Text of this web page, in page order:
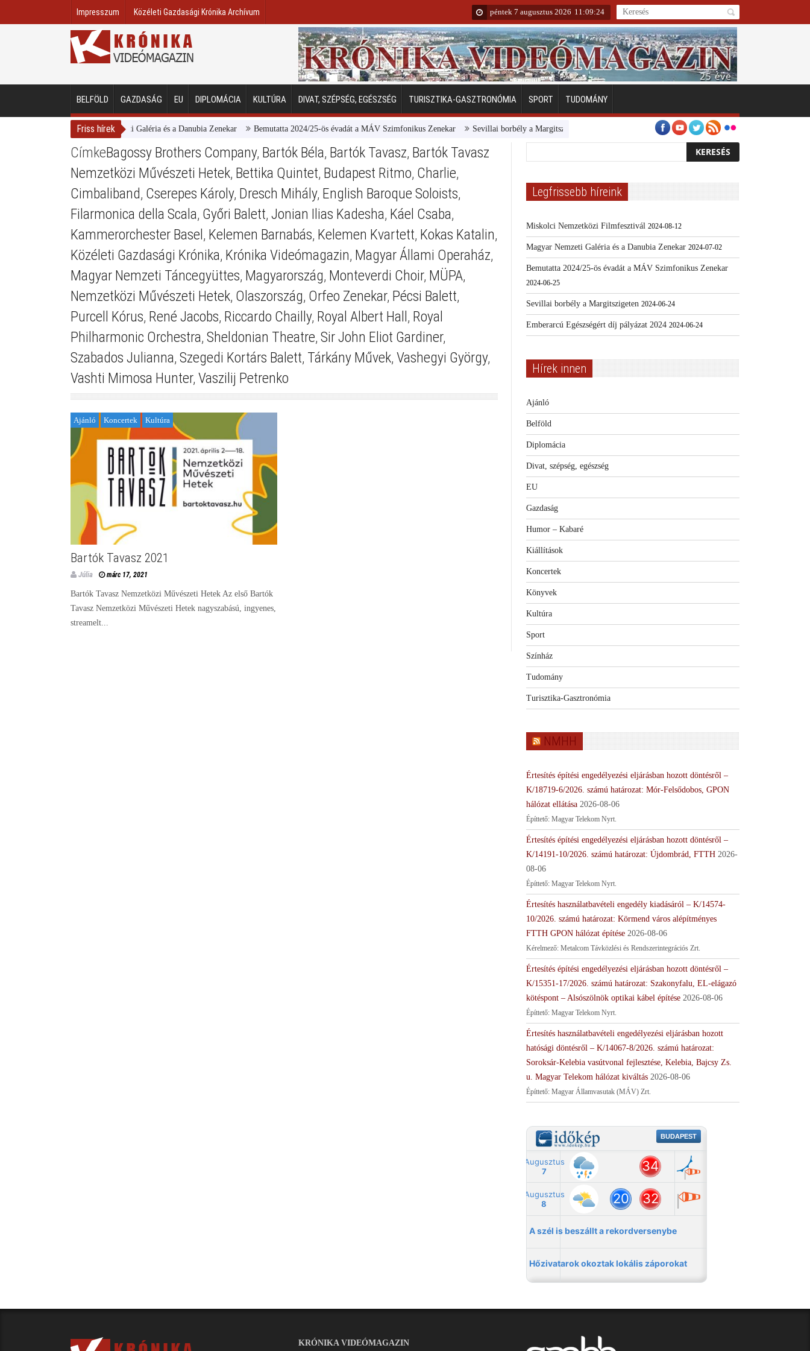
Impresszum Közéleti Gazdasági Krónika Archívum péntek 7 augusztus 2026 11:09:25
BELFÖLD GAZDASÁG EU DIPLOMÁCIA KULTÚRA DIVAT, SZÉPSÉG, EGÉSZSÉG TURISZTIKA-GASZTRONÓMIA SPORT TUDOMÁNY
Friss hírek
Magyar Nemzeti Galéria és a Danubia Zenekar Bemutatta 2024/25-ös évadát a MÁV Szimfonikus Zenekar Sevillai borbély a Margitszigeten Emberarcú Egészségért díj pályázat 2024
CímkeBagossy Brothers Company, Bartók Béla, Bartók Tavasz, Bartók Tavasz
Nemzetközi Művészeti Hetek, Bettika Quintet, Budapest Ritmo, Charlie,
Cimbaliband, Cserepes Károly, Dresch Mihály, English Baroque Soloists,
Filarmonica della Scala, Győri Balett, Jonian Ilias Kadesha, Káel Csaba,
Kammerorchester Basel , Kelemen Barnabás, Kelemen Kvartett, Kokas Katalin,
Közéleti Gazdasági Krónika, Krónika Videómagazin, Magyar Állami Operaház,
Magyar Nemzeti Táncegyüttes, Magyarország, Monteverdi Choir, MÜPA,
Nemzetközi Művészeti Hetek, Olaszország, Orfeo Zenekar, Pécsi Balett,
Purcell Kórus, René Jacobs, Riccardo Chailly, Royal Albert Hall , Royal
Philharmonic Orchestra, Sheldonian Theatre, Sir John Eliot Gardiner,
Szabados Julianna, Szegedi Kortárs Balett, Tárkány Művek, Vashegyi György,
Vashti Mimosa Hunter, Vaszilij Petrenko
Ajánló Koncertek Kultúra
Bartók Tavasz 2021
Júlia márc 17, 2021
Bartók Tavasz Nemzetközi Művészeti Hetek Az első Bartók
Tavasz Nemzetközi Művészeti Hetek nagyszabású, ingyenes,
streamelt...
Legfrissebb híreink
Miskolci Nemzetközi Filmfesztivál 2024-08-12
Magyar Nemzeti Galéria és a Danubia Zenekar 2024-07-02
Bemutatta 2024/25-ös évadát a MÁV Szimfonikus Zenekar
2024-06-25
Sevillai borbély a Margitszigeten 2024-06-24
Emberarcú Egészségért díj pályázat 2024 2024-06-24
Hírek innen
Ajánló
Belföld
Diplomácia
Divat, szépség, egészség
EU
Gazdaság
Humor – Kabaré
Kiállítások
Koncertek
Könyvek
Kultúra
Sport
Színház
Tudomány
Turisztika-Gasztronómia
NMHH
Értesítés építési engedélyezési eljárásban hozott döntésről –
K/18719-6/2026. számú határozat: Mór-Felsődobos, GPON
hálózat ellátása 2026-08-06
Építtető: Magyar Telekom Nyrt.
Értesítés építési engedélyezési eljárásban hozott döntésről –
K/14191-10/2026. számú határozat: Újdombrád, FTTH 2026-
08-06
Építtető: Magyar Telekom Nyrt.
Értesítés használatbavételi engedély kiadásáról – K/14574-
10/2026. számú határozat: Körmend város alépítményes
FTTH GPON hálózat építése 2026-08-06
Kérelmező: Metalcom Távközlési és Rendszerintegrációs Zrt.
Értesítés építési engedélyezési eljárásban hozott döntésről –
K/15351-17/2026. számú határozat: Szakonyfalu, EL-elágazó
kötéspont – Alsószölnök optikai kábel építése 2026-08-06
Építtető: Magyar Telekom Nyrt.
Értesítés használatbavételi engedélyezési eljárásban hozott
hatósági döntésről – K/14067-8/2026. számú határozat:
Soroksár-Kelebia vasútvonal fejlesztése, Kelebia, Bajcsy Zs.
u. Magyar Telekom hálózat kiváltás 2026-08-06
Építtető: Magyar Államvasutak (MÁV) Zrt.
KRÓNIKA VIDEÓMAGAZIN